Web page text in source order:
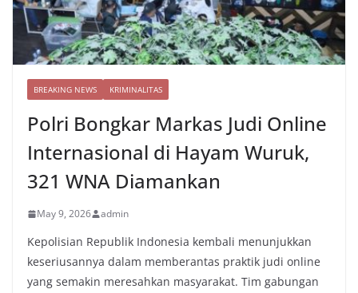
BREAKING NEWS KRIMINALITAS
Polri Bongkar Markas Judi Online
Internasional di Hayam Wuruk,
321 WNA Diamankan
May 9, 2026 admin
Kepolisian Republik Indonesia kembali menunjukkan
keseriusannya dalam memberantas praktik judi online
yang semakin meresahkan masyarakat. Tim gabungan